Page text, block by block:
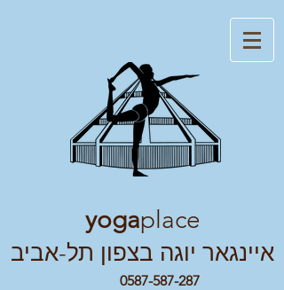
yogaplace
איינגאר יוגה בצפון תל-אביב
0587-587-287